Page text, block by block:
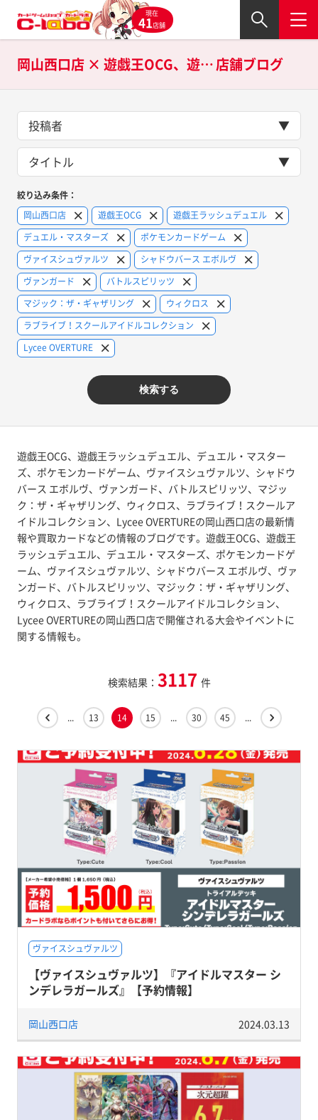
現在
41店舗
岡山西口店 × 遊戯王OCG、遊戯王ラッシュデュエル、デュエル・マスターズ、ポケモンカードゲーム、ヴァイスシュヴァルツ、シャドウバース エボルヴ、ヴァンガード、バトルスピリッツ、マジック：ザ・ギャザリング、ウィクロス、ラブライブ！スクールアイドルコレクション、Lycee OVERTUREの店舗ブログ
投稿者
タイトル
絞り込み条件：
岡山西口店
遊戯王OCG
遊戯王ラッシュデュエル
デュエル・マスターズ
ポケモンカードゲーム
ヴァイスシュヴァルツ
シャドウバース エボルヴ
ヴァンガード
バトルスピリッツ
マジック：ザ・ギャザリング
ウィクロス
ラブライブ！スクールアイドルコレクション
Lycee OVERTURE
検索する
遊戯王OCG、遊戯王ラッシュデュエル、デュエル・マスター
ズ、ポケモンカードゲーム、ヴァイスシュヴァルツ、シャドウ
バース エボルヴ、ヴァンガード、バトルスピリッツ、マジッ
ク：ザ・ギャザリング、ウィクロス、ラブライブ！スクールア
イドルコレクション、Lycee OVERTUREの岡山西口店の最新情
報や買取カードなどの情報のブログです。遊戯王OCG、遊戯王
ラッシュデュエル、デュエル・マスターズ、ポケモンカードゲ
ーム、ヴァイスシュヴァルツ、シャドウバース エボルヴ、ヴァ
ンガード、バトルスピリッツ、マジック：ザ・ギャザリング、
ウィクロス、ラブライブ！スクールアイドルコレクション、
Lycee OVERTUREの岡山西口店で開催される大会やイベントに
関する情報も。
検索結果： 3117 件
... 13 14 15 ... 30 45 ...
ヴァイスシュヴァルツ
【ヴァイスシュヴァルツ】『アイドルマスター シ
ンデレラガールズ』【予約情報】
岡山西口店 2024.03.13